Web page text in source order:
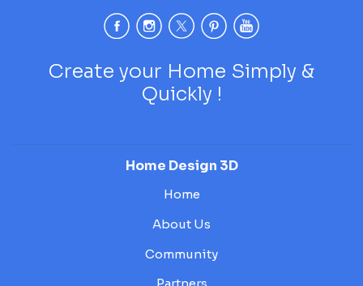
Create your Home Simply &
Quickly !
Home Design 3D
Home
About Us
Community